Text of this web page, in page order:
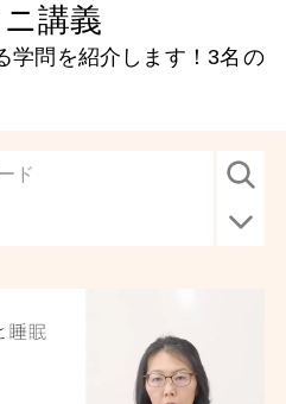
講義
学問を紹介します！3名 の